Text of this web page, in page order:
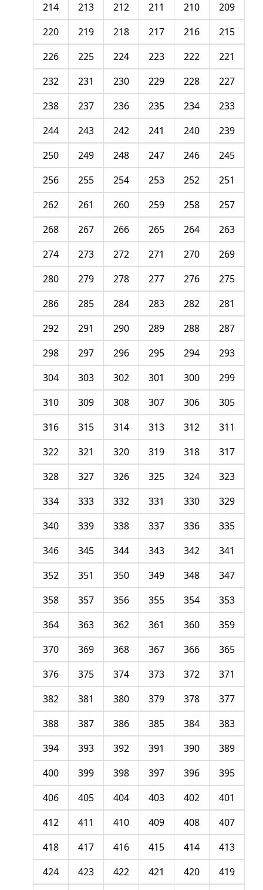
209
210
211
212
213
214
215
216
217
218
219
220
221
222
223
224
225
226
227
228
229
230
231
232
233
234
235
236
237
238
239
240
241
242
243
244
245
246
247
248
249
250
251
252
253
254
255
256
257
258
259
260
261
262
263
264
265
266
267
268
269
270
271
272
273
274
275
276
277
278
279
280
281
282
283
284
285
286
287
288
289
290
291
292
293
294
295
296
297
298
299
300
301
302
303
304
305
306
307
308
309
310
311
312
313
314
315
316
317
318
319
320
321
322
323
324
325
326
327
328
329
330
331
332
333
334
335
336
337
338
339
340
341
342
343
344
345
346
347
348
349
350
351
352
353
354
355
356
357
358
359
360
361
362
363
364
365
366
367
368
369
370
371
372
373
374
375
376
377
378
379
380
381
382
383
384
385
386
387
388
389
390
391
392
393
394
395
396
397
398
399
400
401
402
403
404
405
406
407
408
409
410
411
412
413
414
415
416
417
418
419
420
421
422
423
424